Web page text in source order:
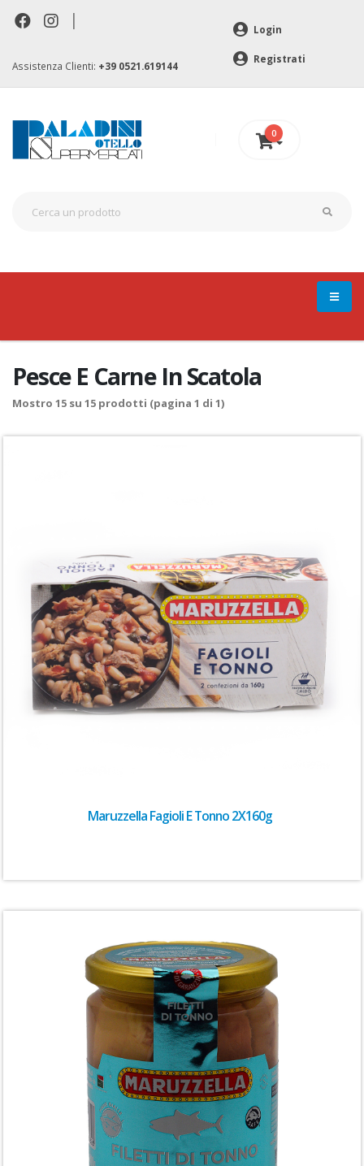
|
Assistenza Clienti: +39 0521.619144
Login
Registrati
0
Pesce E Carne In Scatola
Mostro 15 su 15 prodotti (pagina 1 di 1)
Maruzzella Fagioli E Tonno 2X160g